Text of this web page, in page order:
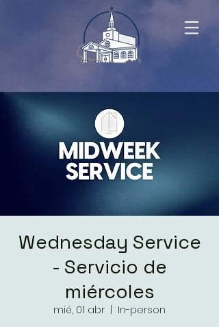
Wednesday Service
- Servicio de
miércoles
mié, 01 abr
In-person